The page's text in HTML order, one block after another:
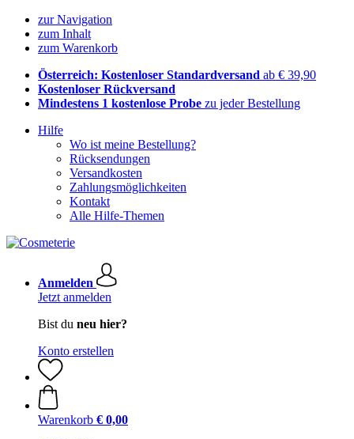
zur Navigation
zum Inhalt
zum Warenkorb
Österreich: Kostenloser Standardversand ab € 39,90
Kostenloser Rückversand
Mindestens 1 kostenlose Probe zu jeder Bestellung
Hilfe
Wo ist meine Bestellung?
Rücksendungen
Versandkosten
Zahlungsmöglichkeiten
Kontakt
Alle Hilfe-Themen
Anmelden
Jetzt anmelden
Bist du neu hier?
Konto erstellen
Warenkorb € 0,00